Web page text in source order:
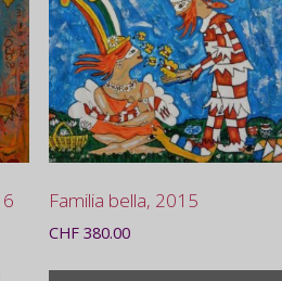
Familia bella, 2015
CHF380.00